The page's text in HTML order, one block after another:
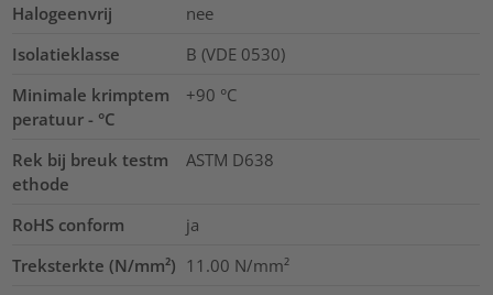
Halogeenvrij
nee
Isolatieklasse
B (VDE 0530)
Minimale krimptem
peratuur - °C
+90 °C
Rek bij breuk testm
ethode
ASTM D638
RoHS conform
ja
Treksterkte (N/mm²) 11.00 N/mm²